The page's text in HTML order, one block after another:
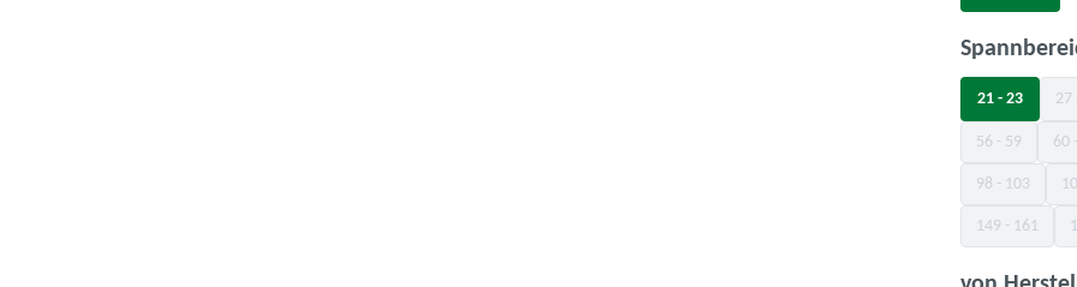
21 - 23 27
56 - 59(Diese 60
98 - 103
(Diese
149 - 161
(Diese